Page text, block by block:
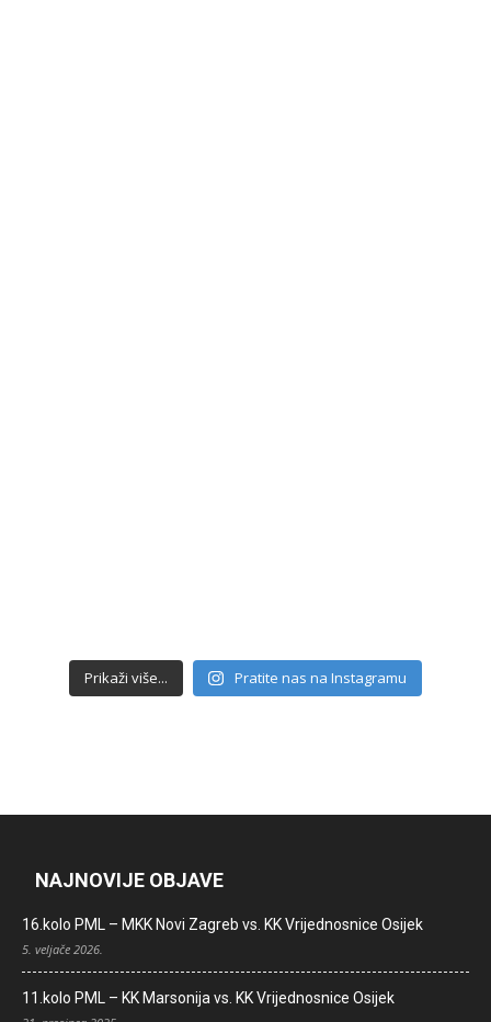
Prikaži više... Pratite nas na Instagramu
NAJNOVIJE OBJAVE
16.kolo PML – MKK Novi Zagreb vs. KK Vrijednosnice Osijek
5. veljače 2026.
11.kolo PML – KK Marsonija vs. KK Vrijednosnice Osijek